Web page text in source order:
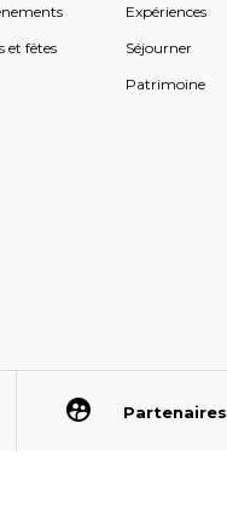
et fêtes
Expériences
Séjourner
Patrimoine
Partenaires